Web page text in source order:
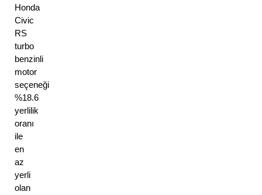
Honda
Civic
RS
turbo
benzinli
motor
seçeneği
%18.6
yerlilik
oranı
ile
en
az
yerli
olan